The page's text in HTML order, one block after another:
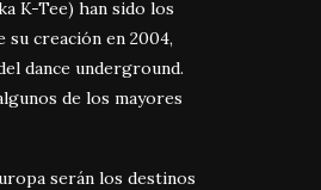
K-Tee) han sido los
su creación en 2004,
dance underground.
de los mayores
serán los destinos